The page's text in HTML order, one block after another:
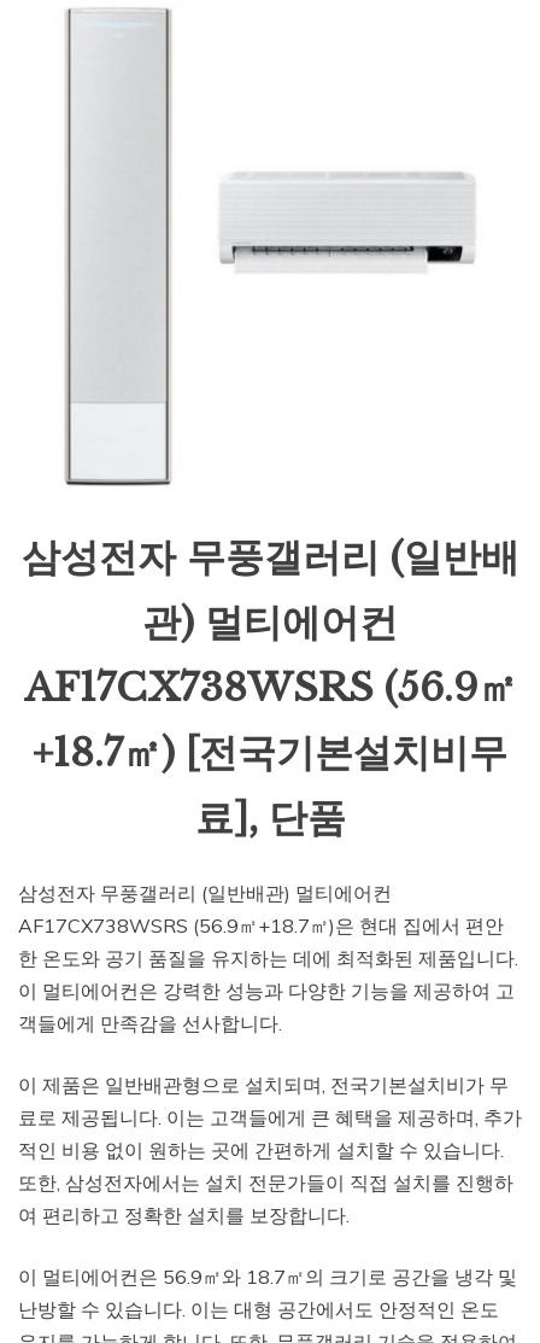
삼성전자 무풍갤러리 (일반배
관) 멀티에어컨
AF17CX738WSRS (56.9㎡
+18.7㎡) [전국기본설치비무
료], 단품
삼성전자 무풍갤러리 (일반배관) 멀티에어컨
AF17CX738WSRS (56.9㎡+18.7㎡)은 현대 집에서 편안
한 온도와 공기 품질을 유지하는 데에 최적화된 제품입니다.
이 멀티에어컨은 강력한 성능과 다양한 기능을 제공하여 고
객들에게 만족감을 선사합니다.
이 제품은 일반배관형으로 설치되며, 전국기본설치비가 무
료로 제공됩니다. 이는 고객들에게 큰 혜택을 제공하며, 추가
적인 비용 없이 원하는 곳에 간편하게 설치할 수 있습니다.
또한, 삼성전자에서는 설치 전문가들이 직접 설치를 진행하
여 편리하고 정확한 설치를 보장합니다.
이 멀티에어컨은 56.9㎡와 18.7㎡의 크기로 공간을 냉각 및
난방할 수 있습니다. 이는 대형 공간에서도 안정적인 온도